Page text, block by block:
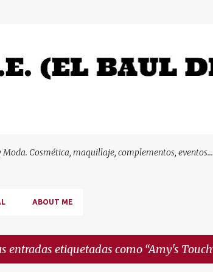
Moda. Cosmética, maquillaje, complementos, eventos...
ABOUT ME
entradas etiquetadas como Amy's Touch